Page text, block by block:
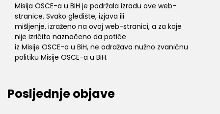
Misija OSCE-a u BiH je podržala izradu ove web-
stranice. Svako gledište, izjava ili
mišljenje, izraženo na ovoj web-stranici, a za koje
nije izričito naznačeno da potiče
iz Misije OSCE-a u BiH, ne odražava nužno zvaničnu
politiku Misije OSCE-a u BiH.
Posljednje objave